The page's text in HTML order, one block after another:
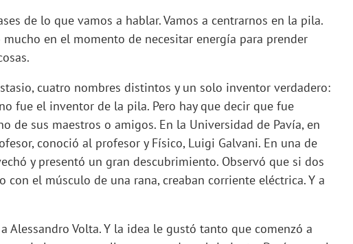
de lo que vamos a hablar. Vamos a centrarnos en la pila.
en el momento de necesitar energía para prender
cuatro nombres distintos y un solo inventor verdadero:
fue el inventor de la pila. Pero hay que decir que fue
de sus maestros o amigos. En la Universidad de Pavía, en
conoció al profesor y Físico, Luigi Galvani. En una de
y presentó un gran descubrimiento. Observó que si dos
el músculo de una rana, creaban corriente eléctrica. Y a
Alessandro Volta. Y la idea le gustó tanto que comenzó a